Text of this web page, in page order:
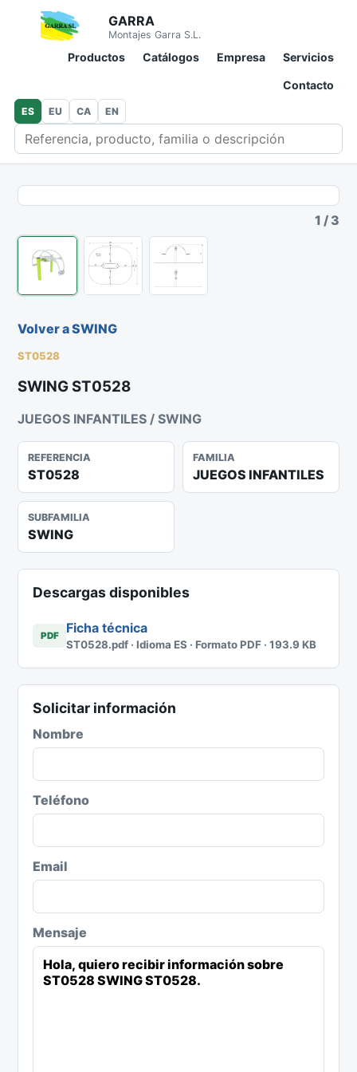
GARRA
Montajes Garra S.L.
Productos Catálogos Empresa Servicios
Contacto
Buscar en catálogo
ES EU CA EN
1 / 3
Volver a SWING
ST0528
SWING ST0528
JUEGOS INFANTILES / SWING
REFERENCIA
ST0528
FAMILIA
JUEGOS INFANTILES
SUBFAMILIA
SWING
Descargas disponibles
PDF Ficha técnica
ST0528.pdf · Idioma ES · Formato PDF · 193.9 KB
Solicitar información
Nombre
Teléfono
Email
Mensaje